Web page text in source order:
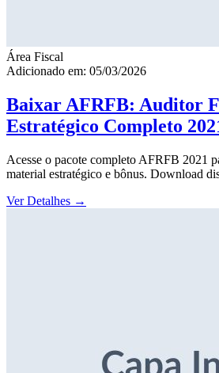
Área Fiscal
Adicionado em: 05/03/2026
Baixar AFRFB: Auditor
Estratégico Completo
Acesse o pacote completo AFRFB 2021
material estratégico e bônus. Download
Ver Detalhes →